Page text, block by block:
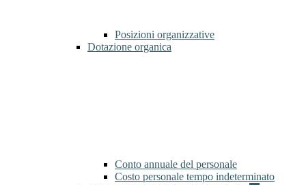
Posizioni organizzative
Dotazione organica
Conto annuale del personale
Costo personale tempo indeterminato